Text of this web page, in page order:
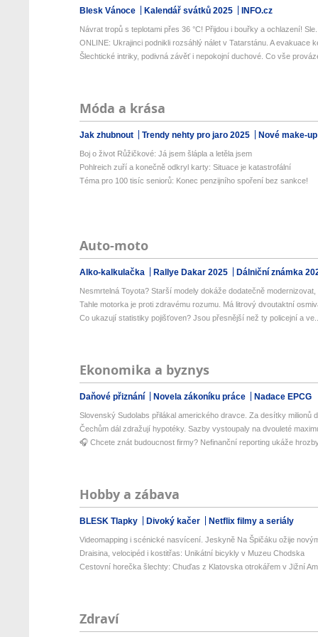
Blesk Vánoce Kalendář svátků 2025 INFO.cz
Návrat tropů s teplotami přes 36 °C! Přijdou i bouřky a ochlazení!
ONLINE: Ukrajinci podnikli rozsáhlý nálet v Tatarstánu. A evakuace
Šlechtické intriky, podivná závěť i nepokojní duchové. Co vše
Móda a krása
Jak zhubnout Trendy nehty pro jaro 2025 Nové make-
Boj o život Růžičkové: Já jsem šlápla a letěla jsem
Pohlreich zuří a konečně odkryl karty: Situace je katastrofální
Téma pro 100 tisíc seniorů: Konec penzijního spoření bez sankce!
Auto-moto
Alko-kalkulačka Rallye Dakar 2025 Dálniční známka
Nesmrtelná Toyota? Starší modely dokáže dodatečně
Tahle motorka je proti zdravému rozumu. Má litrový dvoutaktní
Co ukazují statistiky pojišťoven? Jsou přesnější než ty policejní a
Ekonomika a byznys
Daňové přiznání Novela zákoníku práce Nadace EPCG
Slovenský Sudolabs přilákal amerického dravce. Za desítky milionů
Čechům dál zdražují hypotéky. Sazby vystoupaly na dvouleté
🎧 Chcete znát budoucnost firmy? Nefinanční reporting ukáže
Hobby a zábava
BLESK Tlapky Divoký kačer Netflix filmy a seriály
Videomapping i scénické nasvícení. Jeskyně Na Špičáku ožije
Draisina, velocipéd i kostitřas: Unikátní bicykly v Muzeu Chodska
Cestovní horečka šlechty: Chuďas z Klatovska otrokářem v Jižní
Zdraví